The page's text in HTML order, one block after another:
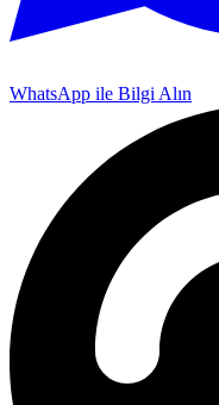
WhatsApp ile Bilgi Alın